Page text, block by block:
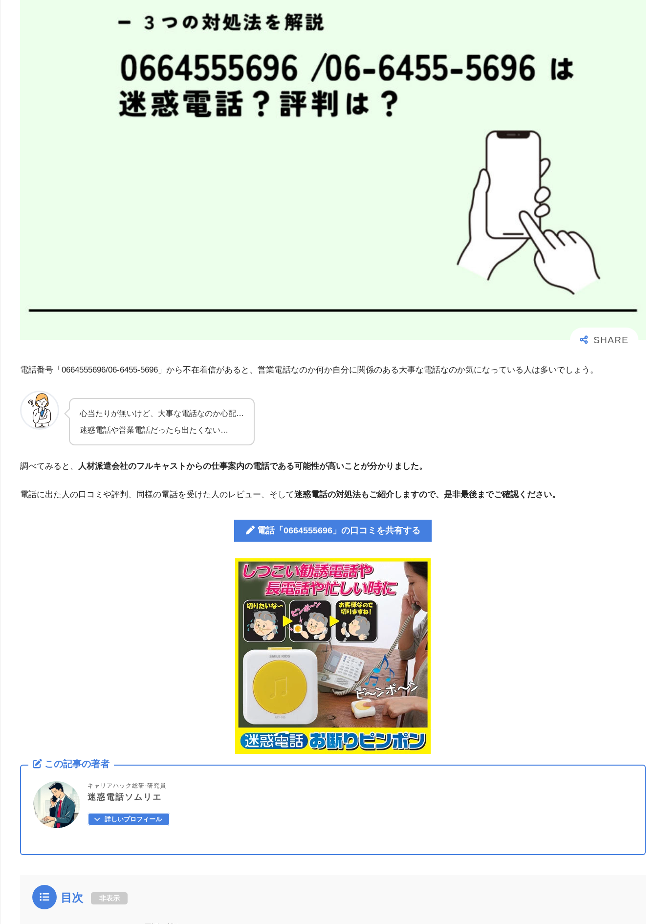
電話番号「0664555696/06-6455-5696」から不在着信があると、営業電話なのか何か自分に関係のある大事な電話なのか気になっている人は多いでしょう。
心当たりが無いけど、大事な電話なのか心配…
迷惑電話や営業電話だったら出たくない…
調べてみると、 人材派遣会社のフルキャストからの仕事案内の電話である可能性が高いことが分かりました。
電話に出た人の口コミや評判、同様の電話を受けた人のレビュー、そして迷惑電話の対処法もご紹介しますので、是非最後までご確認ください。
電話「0664555696」の口コミを共有する
この記事の著者
キャリアハック総研-研究員
迷惑電話ソムリエ
詳しいプロフィール
目次 非表示